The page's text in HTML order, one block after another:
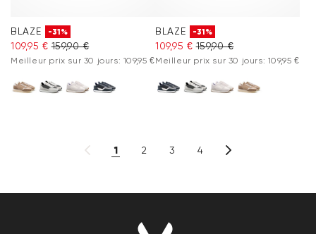
BLAZE -31%
109,95 € 159,90 €
Meilleur prix sur 30 jours: 109,95 €
BLAZE -31%
109,95 € 159,90 €
Meilleur prix sur 30 jours: 109,95 €
1 2 3 4